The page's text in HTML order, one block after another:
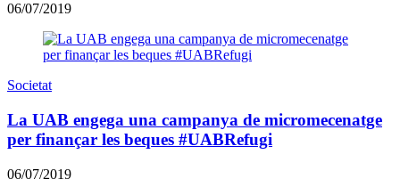
06/07/2019
Societat
La UAB engega una campanya de micromecenatge
per finançar les beques #UABRefugi
06/07/2019